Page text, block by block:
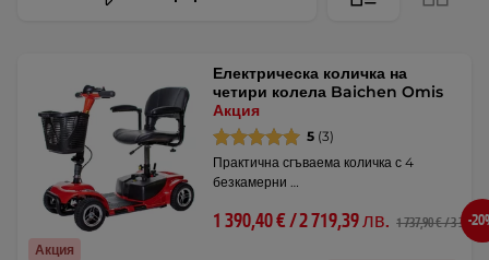
Акция
Електрическа количка на
четири колела Baichen Omis
Акция
5 (3)
Практична сгъваема количка с 4
безкамерни …
1 390,40 € / 2 719,39 лв. 1 737,90 € / 3 -